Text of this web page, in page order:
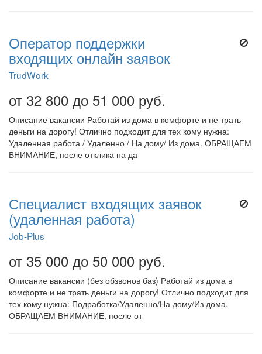
Оператор поддержки
входящих онлайн заявок
TrudWork
от 32 800 до 51 000 руб.
Описание вакансии Работай из дома в комфорте и не трать
деньги на дорогу! Отлично подходит для тех кому нужна:
Удаленная работа / Удаленно / На дому/ Из дома. ОБРАЩАЕМ
ВНИМАНИЕ, после отклика на да
Специалист входящих заявок
(удаленная работа)
Job-Plus
от 35 000 до 50 000 руб.
Описание вакансии (без обзвонов баз) Работай из дома в
комфорте и не трать деньги на дорогу! Отлично подходит для
тех кому нужна: Подработка/Удаленно/На дому/Из дома.
ОБРАЩАЕМ ВНИМАНИЕ, после от